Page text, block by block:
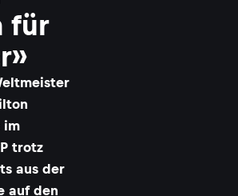
für
im
trotz
aus der
auf den